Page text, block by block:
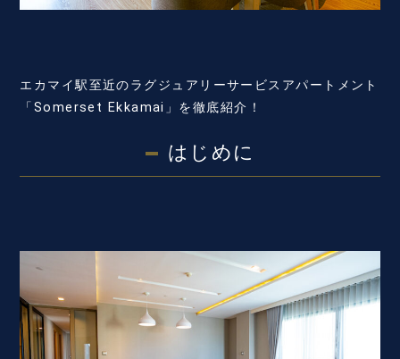
エカマイ駅至近のラグジュアリーサービスアパートメント
「Somerset Ekkamai」を徹底紹介！
はじめに